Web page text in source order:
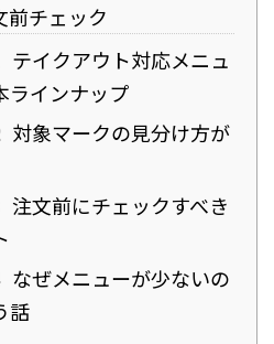
前チェック
テイクアウト対応メニュ
ラインナップ
対象マークの見分け方が
注文前にチェックすべき
なぜメニューが少ないの
話